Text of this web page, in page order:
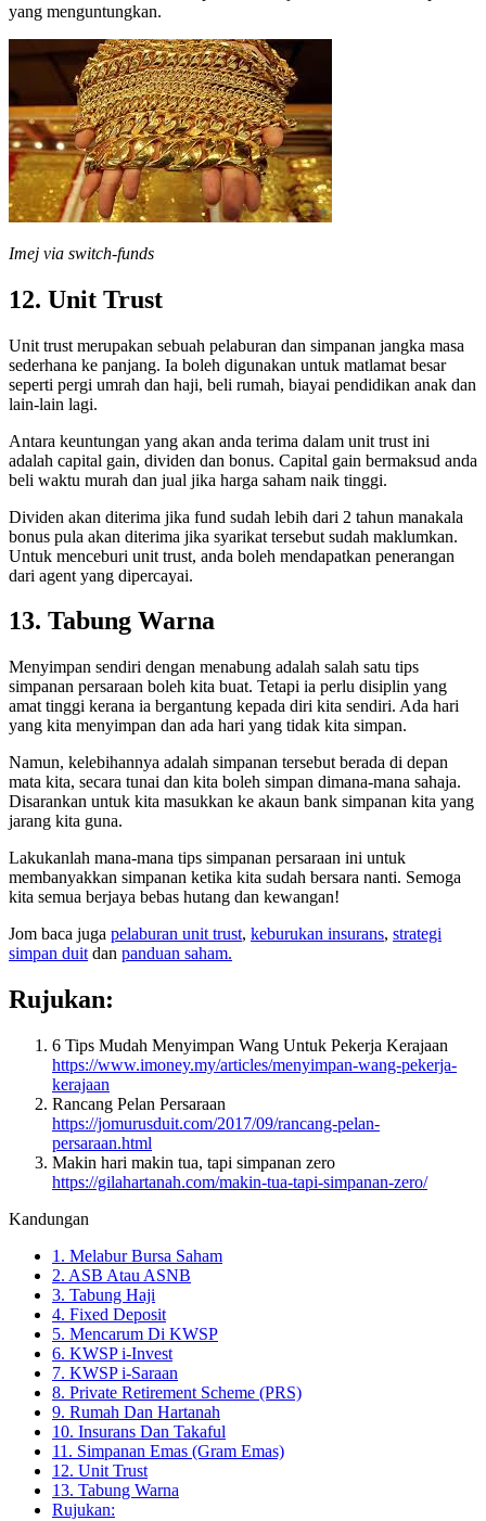
yang menguntungkan.
Imej via switch-funds
12. Unit Trust
Unit trust merupakan sebuah pelaburan dan simpanan jangka masa
sederhana ke panjang. Ia boleh digunakan untuk matlamat besar
seperti pergi umrah dan haji, beli rumah, biayai pendidikan anak dan
lain-lain lagi.
Antara keuntungan yang akan anda terima dalam unit trust ini
adalah capital gain, dividen dan bonus. Capital gain bermaksud anda
beli waktu murah dan jual jika harga saham naik tinggi.
Dividen akan diterima jika fund sudah lebih dari 2 tahun manakala
bonus pula akan diterima jika syarikat tersebut sudah maklumkan.
Untuk menceburi unit trust, anda boleh mendapatkan penerangan
dari agent yang dipercayai.
13. Tabung Warna
Menyimpan sendiri dengan menabung adalah salah satu tips
simpanan persaraan boleh kita buat. Tetapi ia perlu disiplin yang
amat tinggi kerana ia bergantung kepada diri kita sendiri. Ada hari
yang kita menyimpan dan ada hari yang tidak kita simpan.
Namun, kelebihannya adalah simpanan tersebut berada di depan
mata kita, secara tunai dan kita boleh simpan dimana-mana sahaja.
Disarankan untuk kita masukkan ke akaun bank simpanan kita yang
jarang kita guna.
Lakukanlah mana-mana tips simpanan persaraan ini untuk
membanyakkan simpanan ketika kita sudah bersara nanti. Semoga
kita semua berjaya bebas hutang dan kewangan!
Jom baca juga pelaburan unit trust, keburukan insurans, strategi
simpan duit dan panduan saham.
Rujukan:
6 Tips Mudah Menyimpan Wang Untuk Pekerja Kerajaan
https://www.imoney.my/articles/menyimpan-wang-pekerja-
kerajaan
Rancang Pelan Persaraan
https://jomurusduit.com/2017/09/rancang-pelan-
persaraan.html
Makin hari makin tua, tapi simpanan zero
https://gilahartanah.com/makin-tua-tapi-simpanan-zero/
Kandungan
1. Melabur Bursa Saham
2. ASB Atau ASNB
3. Tabung Haji
4. Fixed Deposit
5. Mencarum Di KWSP
6. KWSP i-Invest
7. KWSP i-Saraan
8. Private Retirement Scheme (PRS)
9. Rumah Dan Hartanah
10. Insurans Dan Takaful
11. Simpanan Emas (Gram Emas)
12. Unit Trust
13. Tabung Warna
Rujukan: